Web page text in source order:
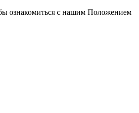
ознакомиться с нашим Положением